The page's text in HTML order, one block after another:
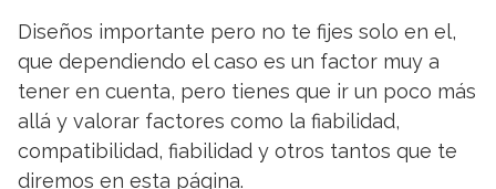
Diseños importante pero no te fijes solo en el,
que dependiendo el caso es un factor muy a
tener en cuenta, pero tienes que ir un poco más
allá y valorar factores como la fiabilidad,
compatibilidad, fiabilidad y otros tantos que te
diremos en esta página.